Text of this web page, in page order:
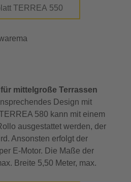
TERREA 550
mittelgroße Terrassen
Design mit
580 kann mit einem
ausgestattet werden, der
Ansonsten erfolgt der
E-Motor. Die Maße der
Breite 5,50 Meter, max.